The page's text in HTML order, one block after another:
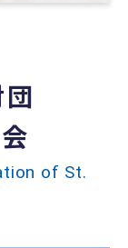
of St.